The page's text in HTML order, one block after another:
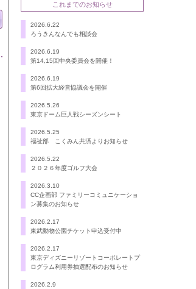
これまでのお知らせ
2026.6.22
ろうきんなんでも相談会
2026.6.19
第14,15回中央委員会を開催！
2026.6.19
第6回拡大経営協議会を開催
2026.5.26
東京ドーム巨人戦シーズンシート
2026.5.25
福祉部 こくみん共済よりお知らせ
2026.5.22
２０２６年度ゴルフ大会
2026.3.10
CC企画部 ファミリーコミュニケーショ
ン募集のお知らせ
2026.2.17
東武動物公園チケット申込受付中
2026.2.17
東京ディズニーリゾートコーポレートプ
ログラム利用券抽選配布のお知らせ
2026.2.9